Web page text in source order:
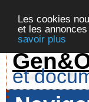
Les cookies
et les
savoir plus
et